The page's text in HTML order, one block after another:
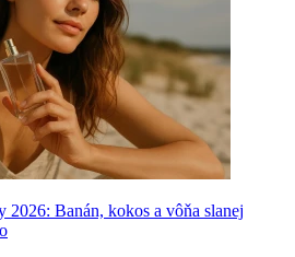
2026: Banán, kokos a vôňa slanej